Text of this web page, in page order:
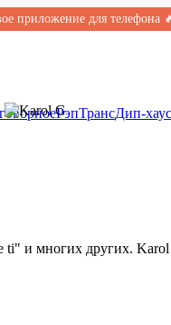
приложение для телефона
РэпТрансДип-хаус
ti" и многих других.